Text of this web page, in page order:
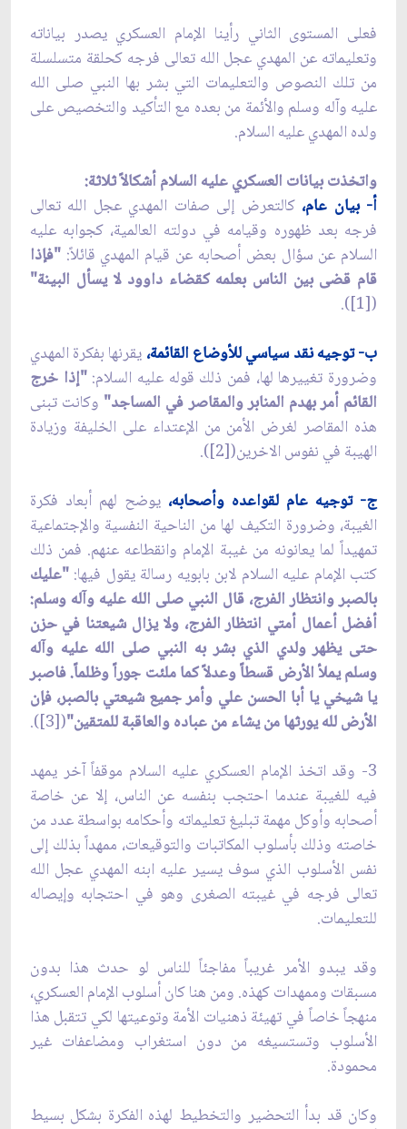
فعلى المستوى الثاني رأينا الإمام العسكري يصدر بياناته
وتعليماته عن المهدي عجل الله تعالى فرجه كحلقة متسلسلة
من تلك النصوص والتعليمات التي بشر بها النبي صلى الله
عليه وآله وسلم والأئمة من بعده مع التأكيد والتخصيص على
ولده المهدي عليه السلام.
واتخذت بيانات العسكري عليه السلام أشكالاً ثلاثة:
أ- بيان عام، كالتعرض إلى صفات المهدي عجل الله تعالى
فرجه بعد ظهوره وقيامه في دولته العالمية، كجوابه عليه
السلام عن سؤال بعض أصحابه عن قيام المهدي قائلاً: "فإذا
قام قضى بين الناس بعلمه كقضاء داوود لا يسأل البينة"
([1]).
ب- توجيه نقد سياسي للأوضاع القائمة، يقرنها بفكرة المهدي
وضرورة تغييرها لها، فمن ذلك قوله عليه السلام:"إذا خرج
القائم أمر بهدم المنابر والمقاصر في المساجد" وكانت تبنى
هذه المقاصر لغرض الأمن من الإعتداء على الخليفة وزيادة
الهيبة في نفوس الاخرين([2]).
ج- توجيه عام لقواعده وأصحابه، يوضح لهم أبعاد فكرة
الغيبة، وضرورة التكيف لها من الناحية النفسية والإجتماعية
تمهيداً لما يعانونه من غيبة الإمام وانقطاعه عنهم. فمن ذلك
كتب الإمام عليه السلام لابن بابويه رسالة يقول فيها: "عليك
بالصبر وانتظار الفرج، قال النبي صلى الله عليه وآله وسلم:
أفضل أعمال أمتي انتظار الفرج، ولا يزال شيعتنا في حزن
حتى يظهر ولدي الذي بشر به النبي صلى الله عليه وآله
وسلم يملأ الأرض قسطاً وعدلاً كما ملئت جوراً وظلماً. فاصبر
يا شيخي يا أبا الحسن علي وأمر جميع شيعتي بالصبر، فإن
الأرض لله يورثها من يشاء من عباده والعاقبة للمتقين"([3]).
3- وقد اتخذ الإمام العسكري عليه السلام موقفاً آخر يمهد
فيه للغيبة عندما احتجب بنفسه عن الناس، إلا عن خاصة
أصحابه وأوكل مهمة تبليغ تعليماته وأحكامه بواسطة عدد من
خاصته وذلك بأسلوب المكاتبات والتوقيعات، ممهداً بذلك إلى
نفس الأسلوب الذي سوف يسير عليه ابنه المهدي عجل الله
تعالى فرجه في غيبته الصغرى وهو في احتجابه وإيصاله
للتعليمات.
وقد يبدو الأمر غريباً مفاجئاً للناس لو حدث هذا بدون
مسبقات وممهدات كهذه. ومن هنا كان أسلوب الإمام العسكري،
منهجاً خاصاً في تهيئة ذهنيات الأمة وتوعيتها لكي تتقبل هذا
الأسلوب وتستسيغه من دون استغراب ومضاعفات غير
محمودة.
وكان قد بدأ التحضير والتخطيط لهذه الفكرة بشكل بسيط